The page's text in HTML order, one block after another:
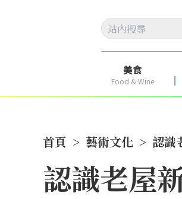
美食
Food & Wine
首頁 > 藝術文化 > 認識
認識老屋